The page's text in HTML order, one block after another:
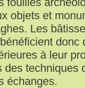
objets et
Les
donc
à leur
des techniques
échanges.